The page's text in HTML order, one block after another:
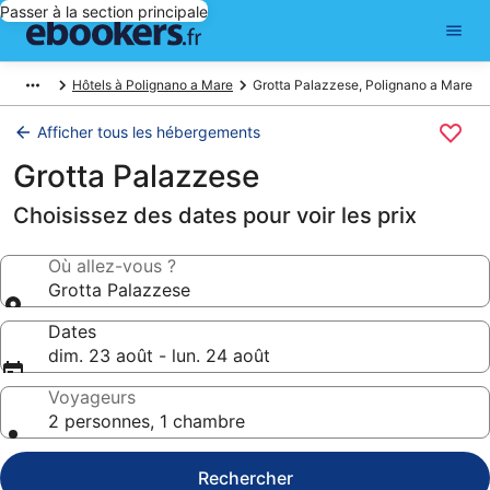
Passer à la section principale
Hôtels à Polignano a Mare Grotta Palazzese, Polignano a Mare
Afficher tous les hébergements
Grotta Palazzese
Choisissez des dates pour voir les prix
Où allez-vous ?
Grotta Palazzese
Dates
dim. 23 août - lun. 24 août
Voyageurs
2 personnes, 1 chambre
Rechercher